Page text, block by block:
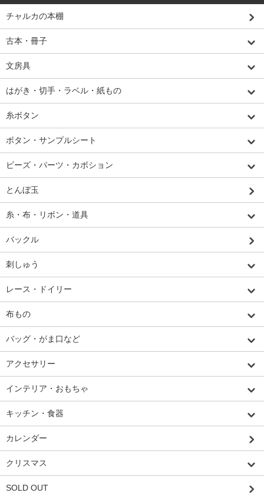
チャルカの本棚
古本・冊子
文房具
はがき・切手・ラベル・紙もの
糸ボタン
ボタン・サンプルシート
ビーズ・パーツ・カボション
とんぼ玉
糸・布・リボン・道具
バックル
刺しゅう
レース・ドイリー
布もの
バッグ・がま口など
アクセサリー
インテリア・おもちゃ
キッチン・食器
カレンダー
クリスマス
SOLD OUT